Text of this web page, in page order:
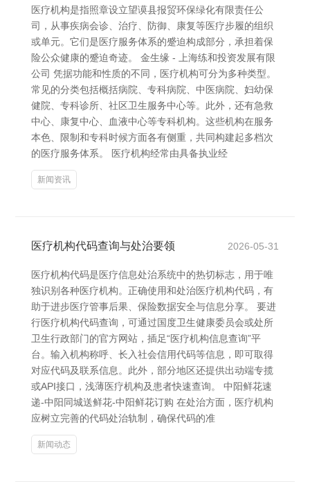
医疗机构是指照章设立望谟县报贸环保绿化有限责任公
司，从事疾病会诊、治疗、防御、康复等医疗步履的组织
或单元。它们是医疗服务体系的蹙迫构成部分，承担着保
险公众健康的蹙迫奇迹。 金生缘 - 上海练和投资发展有限
公司 凭据功能和性质的不同，医疗机构可分为多种类型。
常见的分类包括概括病院、专科病院、中医病院、妇幼保
健院、专科诊所、社区卫生服务中心等。此外，还有急救
中心、康复中心、血液中心等专科机构。这些机构在服务
本色、限制和专科时候方面各有侧重，共同构建起多档次
的医疗服务体系。 医疗机构经常由具备执业经
新闻资讯
医疗机构代码查询与处治要领 2026-05-31
医疗机构代码是医疗信息处治系统中的热切标志，用于唯
独识别各种医疗机构。正确使用和处治医疗机构代码，有
助于进步医疗管事后果、保险数据安全与信息分享。 要进
行医疗机构代码查询，可通过国度卫生健康委员会或处所
卫生行政部门的官方网站，插足“医疗机构信息查询”平
台。输入机构称呼、长入社会信用代码等信息，即可取得
对应代码及联系信息。此外，部分地区还提供出动端专揽
或API接口，浅薄医疗机构及患者快速查询。 中阳鲜花速
递-中阳同城送鲜花-中阳鲜花订购 在处治方面，医疗机构
应树立完善的代码处治轨制，确保代码的准
新闻动态